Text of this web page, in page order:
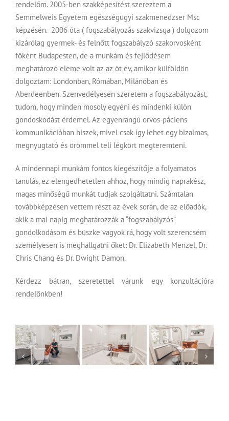
rendelőm. 2005-ben szakképesítést szereztem a
Semmelweis Egyetem egészségügyi szakmenedzser Msc
képzésén. 2006 óta ( fogszabályozás szakvizsga ) dolgozom
kizárólag gyermek- és felnőtt fogszabályzó szakorvosként
főként Budapesten, de a munkám és fejlődésem
meghatározó eleme volt az az öt év, amikor külföldön
dolgoztam: Londonban, Rómában, Milánóban és
Aberdeenben. Szenvedélyesen szeretem a fogszabályozást,
tudom, hogy minden mosoly egyéni és mindenki külön
gondoskodást érdemel. Az egyenrangú orvos-páciens
kommunikációban hiszek, mivel csak így lehet egy bizalmas,
megnyugtató és örömmel teli légkört megteremteni.
A mindennapi munkám fontos kiegészítője a folyamatos
tanulás, ez elengedhetetlen ahhoz, hogy mindig naprakész,
magas minőségű munkát tudjak szolgáltatni. Számtalan
továbbképzésen vettem részt az évek során, de az előadók,
akik a mai napig meghatározzák a “fogszabályzós”
gondolkodásom és büszke vagyok rá, hogy volt szerencsém
személyesen is meghallgatni őket: Dr. Elizabeth Menzel, Dr.
Chris Chang és Dr. Dwight Damon.
Kérdezz bátran, szeretettel várunk egy konzultációra
rendelőnkben!